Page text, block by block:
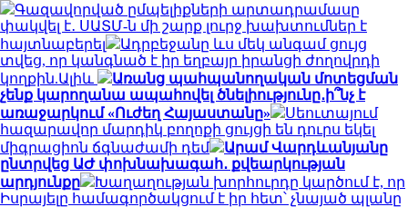
Գազավորված ըմպելիքների արտադրամասը
փակվել է․ ՍԱՏՄ-ն մի շարք լուրջ խախտումներ է
հայտնաբերել
Ադրբեջանը ևս մեկ անգամ ցույց
տվեց, որ կանգնած է իր եղբայր իրանցի ժողովրդի
կողքին.Ալիև
Առանց պահպանողական մոտեցման
չենք կարողանա ապահովել ծնելիությունը․ի՞նչ է
առաջարկում «Ուժեղ Հայաստանը»
Սեուտայում
հազարավոր մարդիկ բողոքի ցույցի են դուրս եկել
միգրացիոն ճգնաժամի դեմ
Արամ Վարդևանյանը
ընտրվեց ԱԺ փոխնախագահ․ քվեարկության
արդյունքը
Խաղաղության խորհուրդը կարծում է, որ
Իսրայելը համագործակցում է իր հետ՝ չնայած պլանը